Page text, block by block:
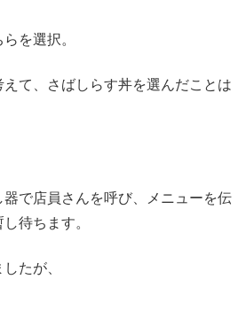
を選択。
て、さばしらす丼を選んだことは
で店員さんを呼び、メニューを伝
待ちます。
たが、